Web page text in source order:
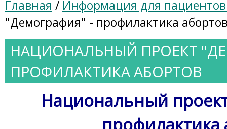
Главная / Информация для
"Демография" - профилактика
НАЦИОНАЛЬНЫЙ ПРОЕКТ
ПРОФИЛАКТИКА АБОРТОВ
Национальный